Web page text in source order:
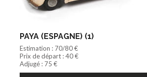
PAYA (ESPAGNE) (1)
Estimation : 70/80 €
Prix de départ : 40 €
Adjugé : 75 €